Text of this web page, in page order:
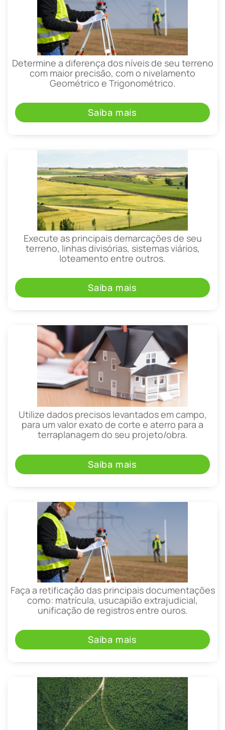
Determine a diferença dos níveis de seu terreno
com maior precisão, com o nivelamento
Geométrico e Trigonométrico.
Saiba mais
Execute as principais demarcações de seu
terreno, linhas divisórias, sistemas viários,
loteamento entre outros.
Saiba mais
Utilize dados precisos levantados em campo,
para um valor exato de corte e aterro para a
terraplanagem do seu projeto/obra.
Saiba mais
Faça a retificação das principais documentações
como: matrícula, usucapião extrajudicial,
unificação de registros entre ouros.
Saiba mais